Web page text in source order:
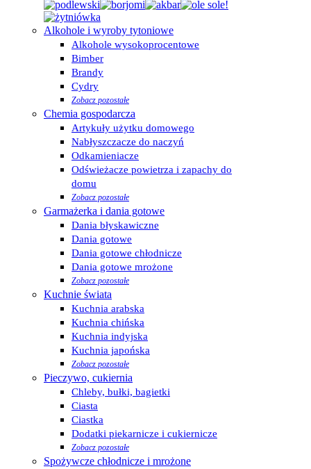
Alkohole i wyroby tytoniowe
Alkohole wysokoprocentowe
Bimber
Brandy
Cydry
Zobacz pozostałe
Chemia gospodarcza
Artykuły użytku domowego
Nabłyszczacze do naczyń
Odkamieniacze
Odświeżacze powietrza i zapachy do
domu
Zobacz pozostałe
Garmażerka i dania gotowe
Dania błyskawiczne
Dania gotowe
Dania gotowe chłodnicze
Dania gotowe mrożone
Zobacz pozostałe
Kuchnie świata
Kuchnia arabska
Kuchnia chińska
Kuchnia indyjska
Kuchnia japońska
Zobacz pozostałe
Pieczywo, cukiernia
Chleby, bułki, bagietki
Ciasta
Ciastka
Dodatki piekarnicze i cukiernicze
Zobacz pozostałe
Spożywcze chłodnicze i mrożone